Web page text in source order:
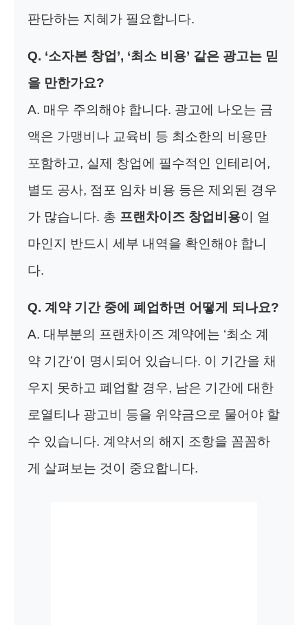
판단하는 지혜가 필요합니다.
Q. ‘소자본 창업’, ‘최소 비용’ 같은 광고는 믿
을 만한가요?
A. 매우 주의해야 합니다. 광고에 나오는 금
액은 가맹비나 교육비 등 최소한의 비용만
포함하고, 실제 창업에 필수적인 인테리어,
별도 공사, 점포 임차 비용 등은 제외된 경우
가 많습니다. 총 프랜차이즈 창업비용이 얼
마인지 반드시 세부 내역을 확인해야 합니
다.
Q. 계약 기간 중에 폐업하면 어떻게 되나요?
A. 대부분의 프랜차이즈 계약에는 ‘최소 계
약 기간’이 명시되어 있습니다. 이 기간을 채
우지 못하고 폐업할 경우, 남은 기간에 대한
로열티나 광고비 등을 위약금으로 물어야 할
수 있습니다. 계약서의 해지 조항을 꼼꼼하
게 살펴보는 것이 중요합니다.